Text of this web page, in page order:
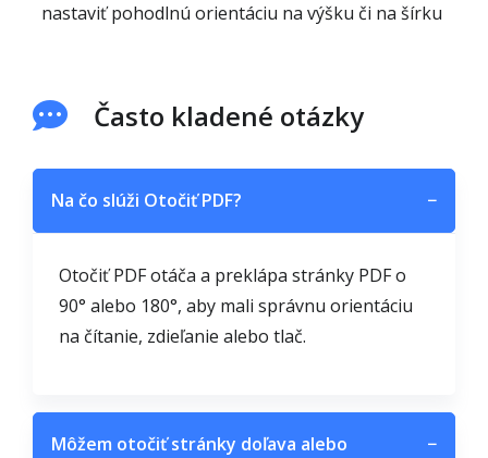
nastaviť pohodlnú orientáciu na výšku či na šírku
Často kladené otázky
Na čo slúži Otočiť PDF? −
Otočiť PDF otáča a preklápa stránky PDF o
90° alebo 180°, aby mali správnu orientáciu
na čítanie, zdieľanie alebo tlač.
Môžem otočiť stránky doľava alebo
−